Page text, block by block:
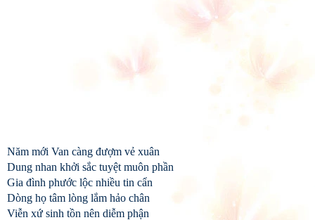
Năm mới Van càng đượm vẻ xuân
Dung nhan khởi sắc tuyệt muôn phần
Gia đình phước lộc nhiều tin cẩn
Dòng họ tâm lòng lắm hảo chân
Viễn xứ sinh tồn nên diễm phận